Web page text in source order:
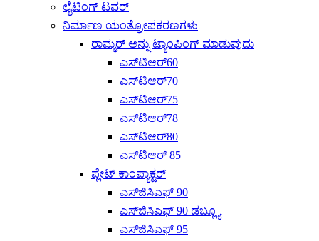
ಲೈಟಿಂಗ್ ಟವರ್
ನಿರ್ಮಾಣ ಯಂತ್ರೋಪಕರಣಗಳು
ರಾಮ್ಮರ್ ಅನ್ನು ಟ್ಯಾಂಪಿಂಗ್ ಮಾಡುವುದು
ಎಸ್‌ಟಿಆರ್60
ಎಸ್‌ಟಿಆರ್70
ಎಸ್‌ಟಿಆರ್75
ಎಸ್‌ಟಿಆರ್78
ಎಸ್‌ಟಿಆರ್80
ಎಸ್‌ಟಿಆರ್ 85
ಪ್ಲೇಟ್ ಕಾಂಪ್ಯಾಕ್ಟರ್
ಎಸ್‌ಜಿಸಿಎಫ್ 90
ಎಸ್‌ಜಿಸಿಎಫ್ 90 ಡಬ್ಲ್ಯೂ
ಎಸ್‌ಜಿಸಿಎಫ್ 95